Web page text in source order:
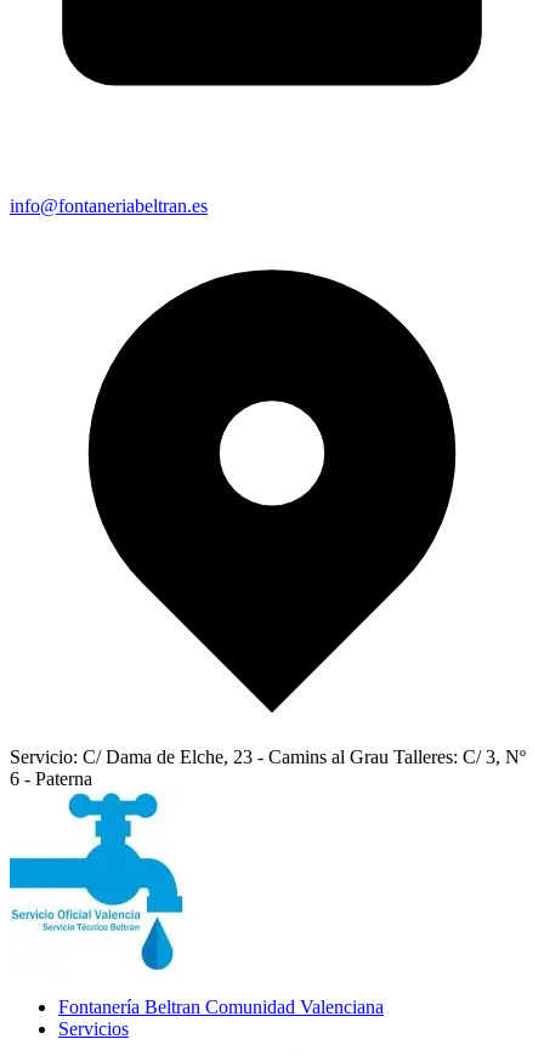
info@fontaneriabeltran.es
Servicio: C/ Dama de Elche, 23 - Camins al Grau Talleres: C/ 3, Nº
6 - Paterna
Fontanería Beltran Comunidad Valenciana
Servicios